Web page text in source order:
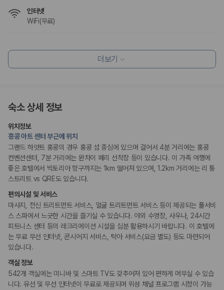
인터넷
WiFi(무료)
편의시설
기념품 가게
테라스
엘리베이터
시설 내 미술관
정원
리셉션 서비스
주차 대행
콘시어지 서비스
짐 보관 서비스
간편 체크인/체크아웃
포터/벨보이
리무진 또는 타운카 서비스 이용가능
다국어 구사 가능 직원
웰빙 및 피트니스
피트니스/헬스시설
사우나/스파
더보기
숙소 상세 정보
위치정보
홍콩 아트 센터 부근에 위치
그랜드 하얏트 홍콩의 경우 홍콩 섬 중심에 있으며 걸어서 4분 거리에는 홍콩
컨벤션센터, 7분 거리에는 완차이 페리 선착장 등이 있습니다. 이 가족 여행에
좋은 호텔에서 빅토리아 항구까지는 1km 떨어져 있으며, 1.2km 거리에는 리 퉁
스트리트 vs QRE도 있습니다.
편의시설 및 서비스
마사지, 전신 트리트먼트 서비스, 얼굴 트리트먼트 서비스 등이 제공되는 풀서비
스 스파에서 느긋한 시간을 즐기실 수 있습니다. 야외 수영장, 사우나, 24시간
피트니스 센터 등의 레크리에이션 시설을 십분 활용하시기 바랍니다. 이 호텔에
는 무료 무선 인터넷, 콘시어지 서비스, 탁아 서비스(요금 별도) 등도 마련되어
있습니다.
객실 정보
542개 객실에는 미니바 및 스마트 TV도 갖추어져 있어 편하게 머무실 수 있습
니다. 유선 및 무선 인터넷이 무료로 제공되며 위성 채널 프로그램 시청이 가능